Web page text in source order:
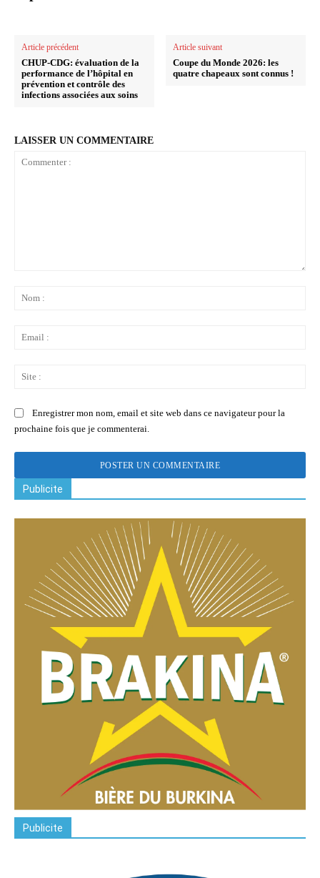
Article précédent
CHUP-CDG: évaluation de la
performance de l’hôpital en
prévention et contrôle des
infections associées aux soins
Article suivant
Coupe du Monde 2026: les
quatre chapeaux sont connus !
LAISSER UN COMMENTAIRE
Enregistrer mon nom, email et site web dans ce navigateur pour la
prochaine fois que je commenterai.
Publicite
Publicite